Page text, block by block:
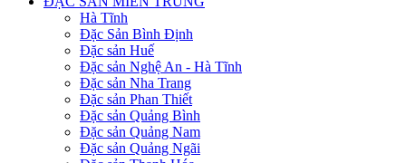
Hà Tĩnh
Đặc Sản Bình Định
Đặc sản Huế
Đặc sản Nghệ An - Hà Tĩnh
Đặc sản Nha Trang
Đặc sản Phan Thiết
Đặc sản Quảng Bình
Đặc sản Quảng Nam
Đặc sản Quảng Ngãi